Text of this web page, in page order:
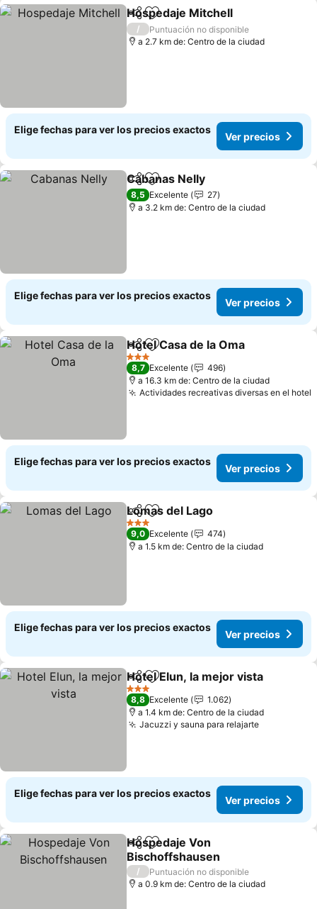
CompartirAgregar a favoritos
Hospedaje Mitchell
/
Puntuación no disponible
a 2.7 km de: Centro de la ciudad
Elige fechas para ver los precios exactos
Ver precios
CompartirAgregar a favoritos
Cabanas Nelly
8,5 Excelente
27
a 3.2 km de: Centro de la ciudad
Elige fechas para ver los precios exactos
Ver precios
CompartirAgregar a favoritos
Hotel Casa de la Oma
3 Estrellas
8,7 Excelente
496
a 16.3 km de: Centro de la ciudad
Actividades recreativas diversas en el hotel
Elige fechas para ver los precios exactos
Ver precios
CompartirAgregar a favoritos
Lomas del Lago
3 Estrellas
9,0 Excelente
474
a 1.5 km de: Centro de la ciudad
Elige fechas para ver los precios exactos
Ver precios
CompartirAgregar a favoritos
Hotel Elun, la mejor vista
3 Estrellas
8,8 Excelente
1.062
a 1.4 km de: Centro de la ciudad
Jacuzzi y sauna para relajarteVer
Elige fechas para ver los precios exactos
Ver precios
CompartirAgregar a favoritos
Hospedaje Von
Bischoffshausen
Ver precios
/
Puntuación no disponible
a 0.9 km de: Centro de la ciudad